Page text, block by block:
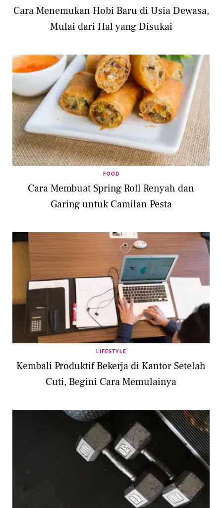
Cara Menemukan Hobi Baru di Usia Dewasa,
Mulai dari Hal yang Disukai
FOOD
Cara Membuat Spring Roll Renyah dan
Garing untuk Camilan Pesta
LIFESTYLE
Kembali Produktif Bekerja di Kantor Setelah
Cuti, Begini Cara Memulainya